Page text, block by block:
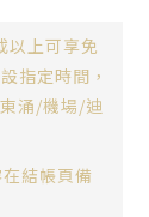
以上可享免
指定時間，
涌/機場/迪
結帳頁備